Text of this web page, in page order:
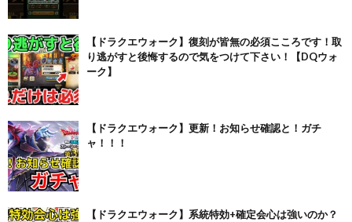
【ドラクエウォーク】復刻が皆無の必須こころです！取
り逃がすと後悔するので気をつけて下さい！【DQウォ
ーク】
【ドラクエウォーク】更新！お知らせ確認と！ガチ
ャ！！！
【ドラクエウォーク】系統特効+確定会心は強いのか？